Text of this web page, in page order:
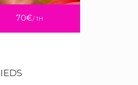
70€/ 1H